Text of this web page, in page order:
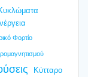
Φορτίο
Κύτταρο